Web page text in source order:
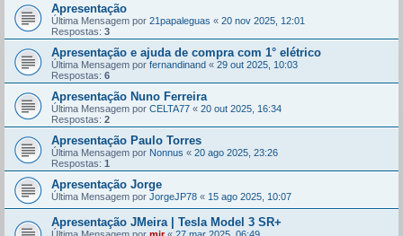
Apresentação
Última Mensagem por 21papaleguas « 20 nov 2025, 12:01
Respostas: 3
Apresentação e ajuda de compra com 1° elétrico
Última Mensagem por fernandinand « 29 out 2025, 10:03
Respostas: 6
Apresentação Nuno Ferreira
Última Mensagem por CELTA77 « 20 out 2025, 16:34
Respostas: 2
Apresentação Paulo Torres
Última Mensagem por Nonnus « 20 ago 2025, 23:26
Respostas: 1
Apresentação Jorge
Última Mensagem por JorgeJP78 « 15 ago 2025, 10:07
Apresentação JMeira | Tesla Model 3 SR+